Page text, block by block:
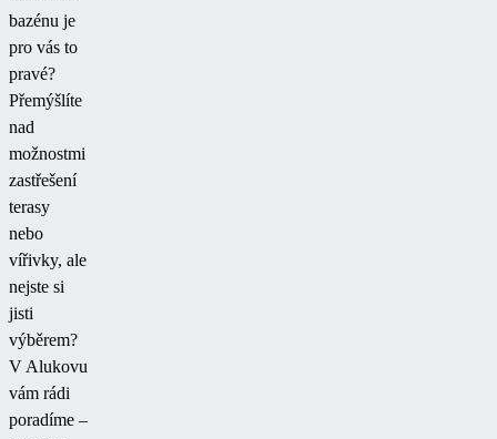
bazénu je
pro vás to
pravé?
Přemýšlíte
nad
možnostmi
zastřešení
terasy
nebo
vířivky, ale
nejste si
jisti
výběrem?
V Alukovu
vám rádi
poradíme –